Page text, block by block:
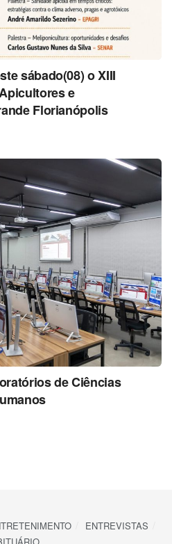
sábado(08) o XIII
e
Florianópolis
de Ciências
ENTREVISTAS